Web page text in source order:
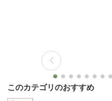
このカテゴリのおすすめ